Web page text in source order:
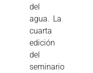
del
agua. La
cuarta
edición
del
seminario